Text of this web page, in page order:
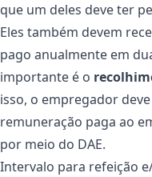
que um deles deve ter
Eles também devem
pago anualmente em
importante é o
isso, o empregador
remuneração paga ao
por meio do DAE.
Intervalo para refeição